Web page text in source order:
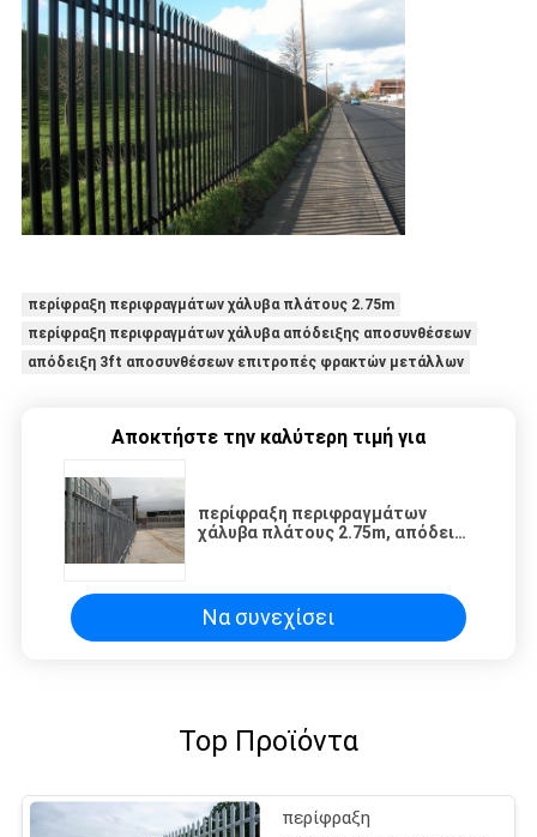
περίφραξη περιφραγμάτων χάλυβα πλάτους 2.75m
περίφραξη περιφραγμάτων χάλυβα απόδειξης αποσυνθέσεων
απόδειξη 3ft αποσυνθέσεων επιτροπές φρακτών μετάλλων
Αποκτήστε την καλύτερη τιμή για
περίφραξη περιφραγμάτων
χάλυβα πλάτους 2.75m, απόδειξη
Να συνεχίσει
Top Προϊόντα
περίφραξη